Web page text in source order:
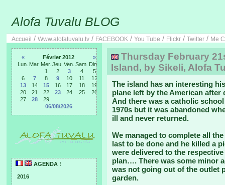
Alofa Tuvalu BLOG
Accueil / Www.alofatuvalu.tv / FACEBOOK / You Tube / Flickr / Twitter / Me
« Février 2012
»
Lun. Mar. Mer. Jeu. Ven. Sam. Dim.
1
2 3 4
5
6
7 8 9 10 11
12
13
14 15 16 17 18
19
20
21 22 23 24 25
26
27
28
29
06/08/2026
AGENDA !
2016
Thursday February
Island, by Sikeli, Alofa
The island has an interesting
plane left by the American
And there was a catholic
1970s but it was abandoned
ill and never returned.
We managed to complete all
last to be done and he killed a
were delivered to the
plan…. There was some minor
was not going out of the outlet
garden.